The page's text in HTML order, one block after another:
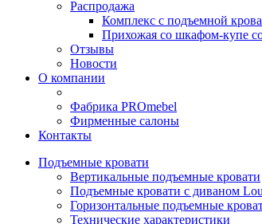
Распродажа
Комплекс с подъемной
Прихожая со шкафом-купе
Отзывы
Новости
О компании
Фабрика PROmebel
Фирменные салоны
Контакты
Подъемные кровати
Вертикальные подъемные кровати
Подъемные кровати с диваном
Горизонтальные подъемные
Технические характеристики